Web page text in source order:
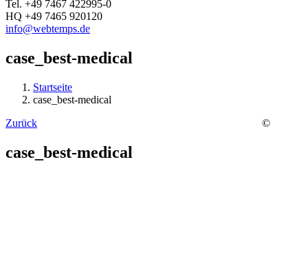
Tel. +49 7467 422995-0
HQ +49 7465 920120
info@webtemps.de
case_best-medical
Startseite
case_best-medical
Zurück
case_best-medical
©